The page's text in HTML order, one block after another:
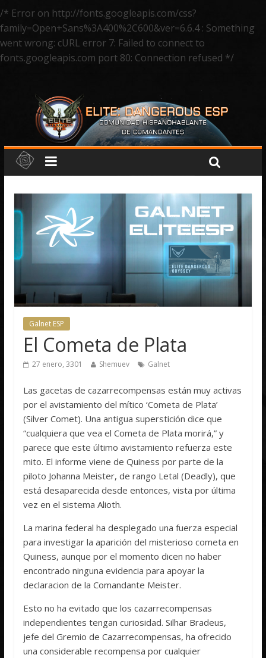
/* Error on http://fonts.googleapis.com/css?
family=Open+Sans%3A400%2C600&ver=6.6.4 : Something
went wrong: cURL error 7: Failed to connect to
fonts.googleapis.com port 80: Connection refused */
Galnet ESP
El Cometa de Plata
27 enero, 3301 Shemuev Galnet
Las gacetas de cazarrecompensas están muy activas
por el avistamiento del mítico ‘Cometa de Plata’
(Silver Comet). Una antigua superstición dice que
“cualquiera que vea el Cometa de Plata morirá,” y
parece que este último avistamiento refuerza este
mito. El informe viene de Quiness por parte de la
piloto Johanna Meister, de rango Letal (Deadly), que
está desaparecida desde entonces, vista por última
vez en el sistema Alioth.
La marina federal ha desplegado una fuerza especial
para investigar la aparición del misterioso cometa en
Quiness, aunque por el momento dicen no haber
encontrado ninguna evidencia para apoyar la
declaracion de la Comandante Meister.
Esto no ha evitado que los cazarrecompensas
independientes tengan curiosidad. Silhar Bradeus,
jefe del Gremio de Cazarrecompensas, ha ofrecido
una considerable recompensa por cualquier